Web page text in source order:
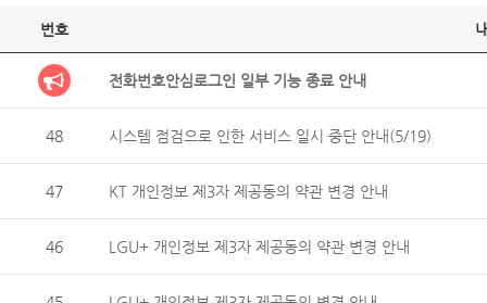
번호
전화번호안심로그인 일부 기능 종료 안내
48 시스템 점검으로 인한 서비스 일시 중단 안내(5/19)
47 KT 개인정보 제3자 제공동의 약관 변경 안내
46 LGU+ 개인정보 제3자 제공동의 약관 변경 안내